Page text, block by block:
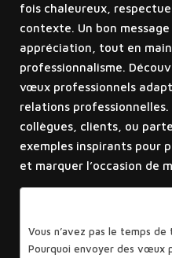
fois chaleureux,
contexte. Un bon
appréciation, tout en
professionnalisme.
vœux professionnels
relations professionnelles.
collègues, clients, ou
exemples inspirants pour
et marquer l’occasion de
Vous n’avez pas le temps
Pourquoi envoyer des vœux